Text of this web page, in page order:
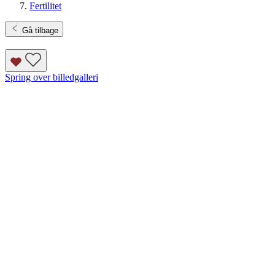
Fertilitet
Gå tilbage
Spring over billedgalleri